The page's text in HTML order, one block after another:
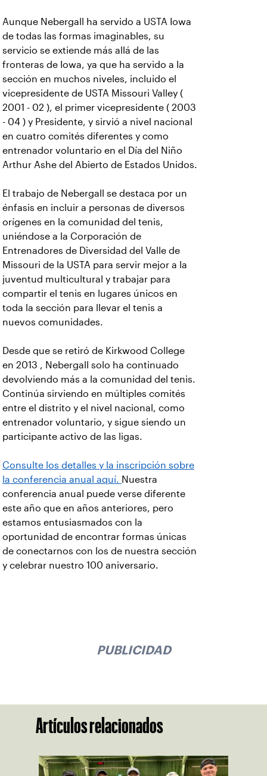
Aunque Nebergall ha servido a USTA Iowa
de todas las formas imaginables, su
servicio se extiende más allá de las
fronteras de Iowa, ya que ha servido a la
sección en muchos niveles, incluido el
vicepresidente de USTA Missouri Valley (
2001 - 02 ), el primer vicepresidente ( 2003
- 04 ) y Presidente, y sirvió a nivel nacional
en cuatro comités diferentes y como
entrenador voluntario en el Día del Niño
Arthur Ashe del Abierto de Estados Unidos.
El trabajo de Nebergall se destaca por un
énfasis en incluir a personas de diversos
orígenes en la comunidad del tenis,
uniéndose a la Corporación de
Entrenadores de Diversidad del Valle de
Missouri de la USTA para servir mejor a la
juventud multicultural y trabajar para
compartir el tenis en lugares únicos en
toda la sección para llevar el tenis a
nuevos comunidades.
Desde que se retiró de Kirkwood College
en 2013 , Nebergall solo ha continuado
devolviendo más a la comunidad del tenis.
Continúa sirviendo en múltiples comités
entre el distrito y el nivel nacional, como
entrenador voluntario, y sigue siendo un
participante activo de las ligas.
Consulte los detalles y la inscripción sobre
la conferencia anual aquí. Nuestra
conferencia anual puede verse diferente
este año que en años anteriores, pero
estamos entusiasmados con la
oportunidad de encontrar formas únicas
de conectarnos con los de nuestra sección
y celebrar nuestro 100 aniversario.
PUBLICIDAD
Artículos relacionados